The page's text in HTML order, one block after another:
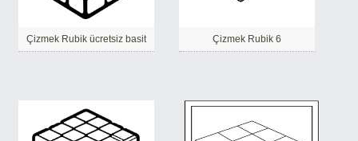
Çizmek Rubik ücretsiz basit Çizmek Rubik 6